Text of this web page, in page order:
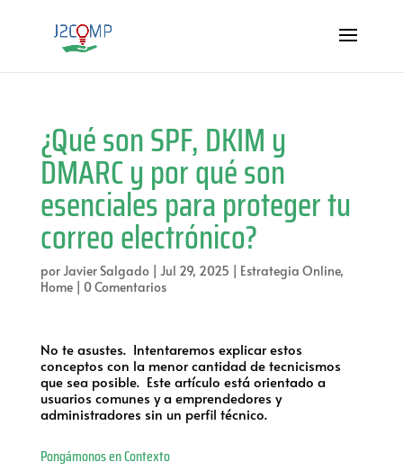
¿Qué son SPF, DKIM y
DMARC y por qué son
esenciales para proteger tu
correo electrónico?
porJavier Salgado| Jul 29, 2025 | Estrategia Online,
Home| 0 Comentarios
No te asustes. Intentaremos explicar estos
conceptos con la menor cantidad de tecnicismos
que sea posible. Este artículo está orientado a
usuarios comunes y a emprendedores y
administradores sin un perfil técnico.
Pongámonos en Contexto